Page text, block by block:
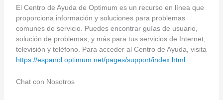
El Centro de Ayuda de Optimum es un recurso en línea que
proporciona información y soluciones para problemas
comunes de servicio. Puedes encontrar guías de usuario,
solución de problemas, y más para tus servicios de Internet,
televisión y teléfono. Para acceder al Centro de Ayuda, visita
https://espanol.optimum.net/pages/support/index.html.
Chat con Nosotros